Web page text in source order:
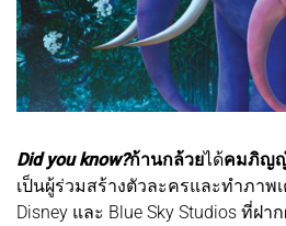
Did you know?ก้านกล้วยได้คมภิญญ์
เป็นผู้ร่วมสร้างตัวละครและทำภาพ
Disney และ Blue Sky Studios ที่ฝา